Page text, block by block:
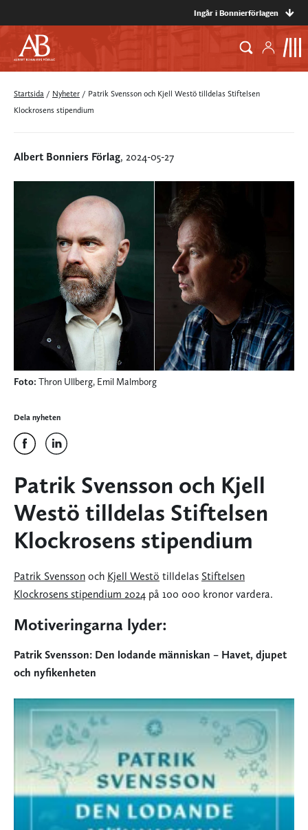
Ingår i Bonnierförlagen
Startsida / Nyheter / Patrik Svensson och Kjell Westö tilldelas Stiftelsen
Klockrosens stipendium
Albert Bonniers Förlag, 2024-05-27
Foto: Thron Ullberg, Emil Malmborg
Dela nyheten
Patrik Svensson och Kjell
Westö tilldelas Stiftelsen
Klockrosens stipendium
Patrik Svensson och Kjell Westö tilldelas Stiftelsen
Klockrosens stipendium 2024 på 100 000 kronor vardera.
Motiveringarna lyder:
Patrik Svensson: Den lodande människan – Havet, djupet
och nyfikenheten